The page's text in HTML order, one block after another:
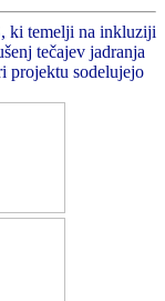
ki temelji na inkluziji
tečajev jadranja
projektu sodelujejo